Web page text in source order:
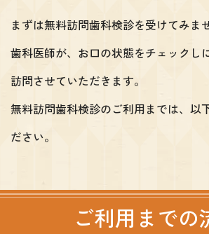
まずは無料訪問歯科検診を受けてみま
歯科医師が、お口の状態をチェックし
訪問させていただきます。
無料訪問歯科検診のご利用までは、以
ださい。
ご利用までの